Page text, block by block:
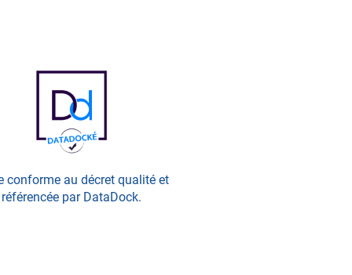
conforme au décret qualité et
référencée par DataDock.